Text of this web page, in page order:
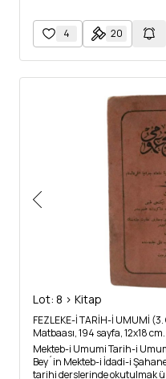
4 20
Lot: 8 > Kitap
FEZLEKE-İ TARİH-İ UMUMİ
Matbaası, 194 sayfa, 12x18
Mekteb-i Umumi Tarih-i
Bey´in Mekteb-i İdadi-i
tarihi derslerinde okutulmak